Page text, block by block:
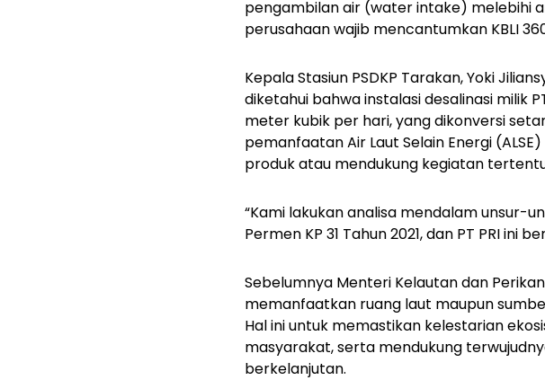
pengambilan air (water intake) melebihi
perusahaan wajib mencantumkan KBLI
Kepala Stasiun PSDKP Tarakan, Yoki
diketahui bahwa instalasi desalinasi milik
meter kubik per hari, yang dikonversi
pemanfaatan Air Laut Selain Energi
produk atau mendukung kegiatan
“Kami lakukan analisa mendalam unsur-
Permen KP 31 Tahun 2021, dan PT PRI ini
Sebelumnya Menteri Kelautan dan
memanfaatkan ruang laut maupun
Hal ini untuk memastikan kelestarian
masyarakat, serta mendukung
berkelanjutan.